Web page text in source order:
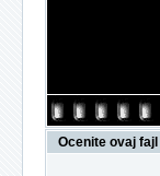
Ocenite ovaj fajl